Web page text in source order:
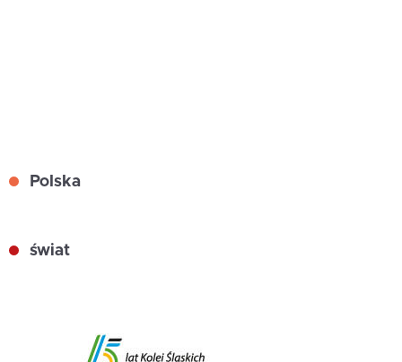
Polska
świat